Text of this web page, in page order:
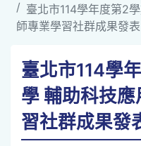
臺北市114學年度第2
師專業學習社群成果發表
臺北市114學
學 輔助科技
習社群成果發